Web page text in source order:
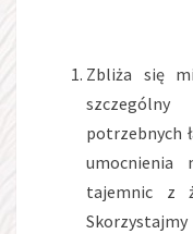
Zbliża się
potrzebnych
umocnienia
tajemnic z